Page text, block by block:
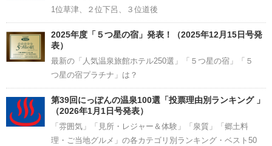
1位草津、２位下呂、３位道後
2025年度「５つ星の宿」発表！（2025年12月15日号発
表）
最新の「人気温泉旅館ホテル250選」「５つ星の宿」「５
つ星の宿プラチナ」は？
第39回にっぽんの温泉100選「投票理由別ランキング 」
（2026年1月1日号発表）
「雰囲気」「見所・レジャー＆体験」「泉質」「郷土料
理・ご当地グルメ」の各カテゴリ別ランキング・ベスト50